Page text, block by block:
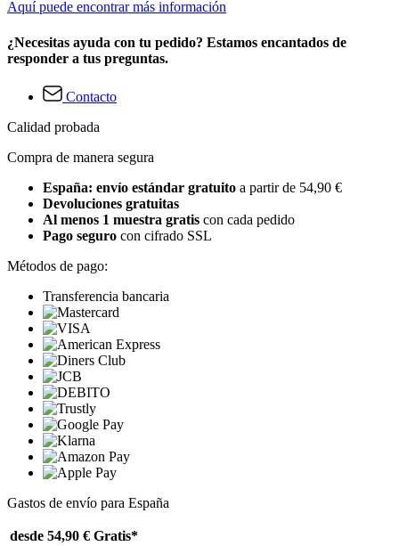
Aquí puede encontrar más información
¿Necesitas ayuda con tu pedido? Estamos encantados de
responder a tus preguntas.
Contacto
Calidad probada
Compra de manera segura
España: envío estándar gratuito a partir de 54,90 €
Devoluciones gratuitas
Al menos 1 muestra gratis con cada pedido
Pago seguro con cifrado SSL
Métodos de pago:
Transferencia bancaria
Gastos de envío para España
desde 54,90 € Gratis*